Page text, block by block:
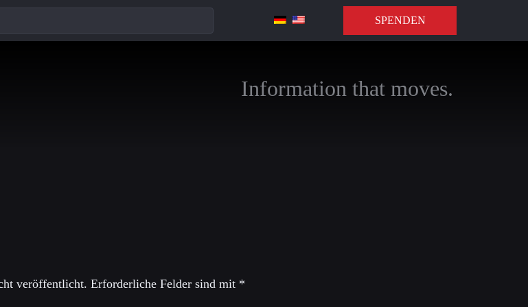
SPENDEN
Information that moves.
veröffentlicht. Erforderliche Felder sind mit *